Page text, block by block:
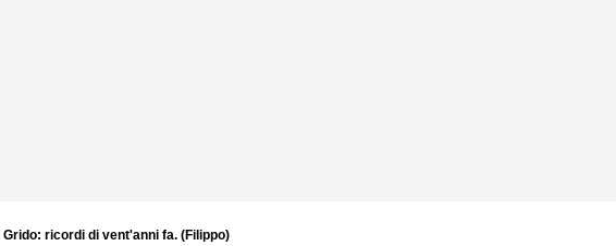
Il Grido: ricordi di vent'anni fa. (Filippo)